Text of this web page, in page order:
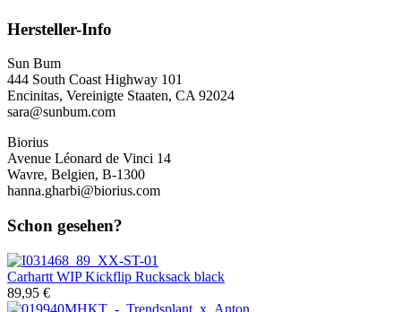
Hersteller-Info
Sun Bum
444 South Coast Highway 101
Encinitas, Vereinigte Staaten, CA 92024
sara@sunbum.com
Biorius
Avenue Léonard de Vinci 14
Wavre, Belgien, B-1300
hanna.gharbi@biorius.com
Schon gesehen?
Carhartt WIPKickflip Rucksack black
89,95 €